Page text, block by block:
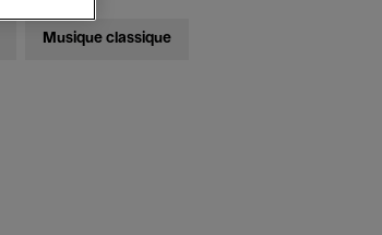
Musique classique